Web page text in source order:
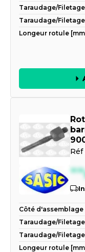
Taraudage/
Taraudage/Filetage
Longeur rotule
Réf
Côté d'assemblage
Taraudage/
Taraudage/Filetage
Longeur rotule